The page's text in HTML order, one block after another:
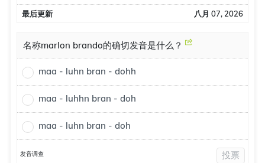
最后更新 八月 07, 2026
名称marlon brando的确切发音是什么？
maa - luhn bran - dohh
maa - luhhn bran - doh
maa - luhn bran - doh
发音调查 投票